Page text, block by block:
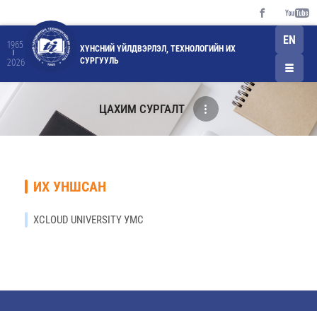
1965
2026
ХҮНСНИЙ ҮЙЛДВЭРЛЭЛ, ТЕХНОЛОГИЙН ИХ
СУРГУУЛЬ
EN
ЦАХИМ СУРГАЛТ
ИХ УНШСАН
XCLOUD UNIVERSITY УМС